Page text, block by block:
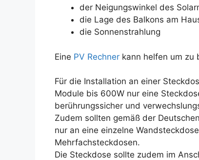
der Neigungswinkel des
die Lage des Balkons am
die Sonnenstrahlung
Eine PV Rechner kann helfen um zu
Für die Installation an einer
Module bis 600W nur eine
berührungssicher und
Zudem sollten gemäß der
nur an eine einzelne
Mehrfachsteckdosen.
Die Steckdose sollte zudem im